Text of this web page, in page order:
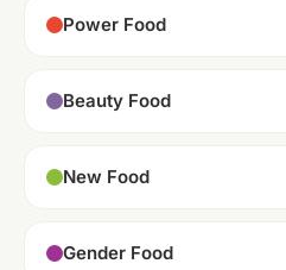
Power Food
Beauty Food
New Food
Gender Food